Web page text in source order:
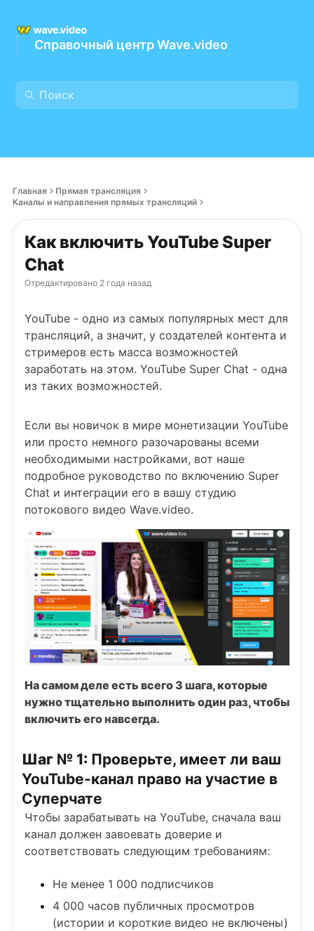
Справочный центр Wave.video
Главная
Прямая трансляция
Каналы и направления прямых трансляций
Как включить YouTube Super
Chat
Отредактировано 2 года назад
YouTube - одно из самых популярных мест для
трансляций, а значит, у создателей контента и
стримеров есть масса возможностей
заработать на этом. YouTube Super Chat - одна
из таких возможностей.
Если вы новичок в мире монетизации YouTube
или просто немного разочарованы всеми
необходимыми настройками, вот наше
подробное руководство по включению Super
Chat и интеграции его в вашу студию
потокового видео Wave.video.
На самом деле есть всего 3 шага, которые
нужно тщательно выполнить один раз, чтобы
включить его навсегда.
Шаг № 1: Проверьте, имеет ли ваш
YouTube-канал право на участие в
Суперчате
Чтобы зарабатывать на YouTube, сначала ваш
канал должен завоевать доверие и
соответствовать следующим требованиям:
Не менее 1 000 подписчиков
4 000 часов публичных просмотров
(истории и короткие видео не включены)